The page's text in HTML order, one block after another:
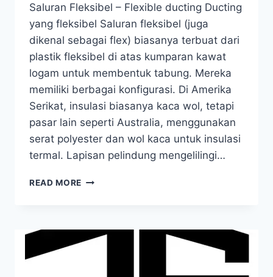
Saluran Fleksibel – Flexible ducting Ducting
yang fleksibel Saluran fleksibel (juga
dikenal sebagai flex) biasanya terbuat dari
plastik fleksibel di atas kumparan kawat
logam untuk membentuk tabung. Mereka
memiliki berbagai konfigurasi. Di Amerika
Serikat, insulasi biasanya kaca wol, tetapi
pasar lain seperti Australia, menggunakan
serat polyester dan wol kaca untuk insulasi
termal. Lapisan pelindung mengelilingi…
READ MORE